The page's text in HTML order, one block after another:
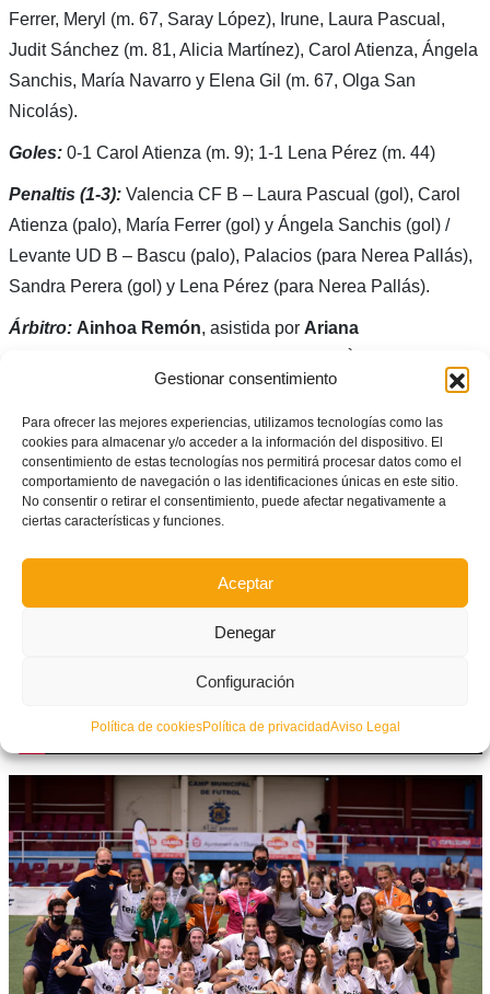
Gestionar consentimiento
Para ofrecer las mejores experiencias, utilizamos tecnologías como las
cookies para almacenar y/o acceder a la información del dispositivo. El
consentimiento de estas tecnologías nos permitirá procesar datos como el
comportamiento de navegación o las identificaciones únicas en este sitio.
No consentir o retirar el consentimiento, puede afectar negativamente a
ciertas características y funciones.
Aceptar
Denegar
Configuración
Política de cookiesPolítica de privacidadAviso Legal
Ferrer, Meryl (m. 67, Saray López), Irune, Laura Pascual,
Judit Sánchez (m. 81, Alicia Martínez), Carol Atienza, Ángela
Sanchis, María Navarro y Elena Gil (m. 67, Olga San
Nicolás).
Goles:0-1 Carol Atienza (m. 9); 1-1 Lena Pérez (m. 44)
Penaltis (1-3): Valencia CF B – Laura Pascual (gol), Carol
Atienza (palo), María Ferrer (gol) y Ángela Sanchis (gol) /
Levante UD B – Bascu (palo), Palacios (para Nerea Pallás),
Sandra Perera (gol) y Lena Pérez (para Nerea Pallás).
Árbitro: Ainhoa Remón, asistida por Ariana
FFCV. Mostró amarilla a Nerea Tellería y María Navarro del
Valencia CF B.